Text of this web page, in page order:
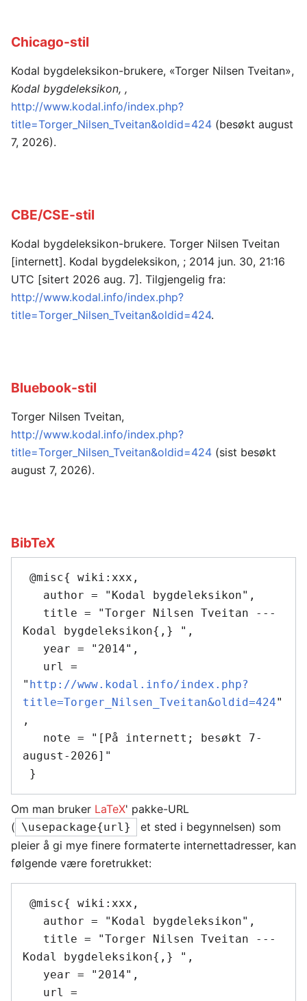
Chicago-stil
Kodal bygdeleksikon-brukere, «Torger Nilsen Tveitan»,
Kodal bygdeleksikon, ,
http://www.kodal.info/index.php?
title=Torger_Nilsen_Tveitan&oldid=424 (besøkt august
7, 2026).
CBE/CSE-stil
Kodal bygdeleksikon-brukere. Torger Nilsen Tveitan
[internett]. Kodal bygdeleksikon, ; 2014 jun. 30, 21:16
UTC [sitert 2026 aug. 7]. Tilgjengelig fra:
http://www.kodal.info/index.php?
title=Torger_Nilsen_Tveitan&oldid=424.
Bluebook-stil
Torger Nilsen Tveitan,
http://www.kodal.info/index.php?
title=Torger_Nilsen_Tveitan&oldid=424 (sist besøkt
august 7, 2026).
BibTeX
Kodal bygdeleksikon{,} ",
" http://www.kodal.info/index.php?
title=Torger_Nilsen_Tveitan&oldid=424"
,
august-2026]"
Om man bruker LaTeX' pakke-URL
( \usepackage{url}
et sted i begynnelsen) som
pleier å gi mye finere formaterte internettadresser, kan
følgende være foretrukket:
Kodal bygdeleksikon{,} ",